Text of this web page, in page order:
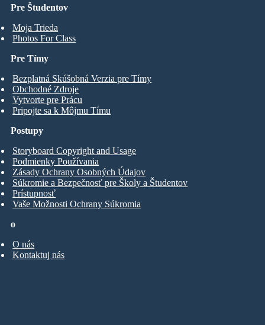
Pre Študentov
Moja Trieda
Photos For Class
Pre Tímy
Bezplatná Skúšobná Verzia pre Tímy
Obchodné Zdroje
Vytvorte pre Prácu
Pripojte sa k Môjmu Tímu
o
O nás
Kontaktuj nás
Postupy
Storyboard Copyright and Usage
Podmienky Používania
Zásady Ochrany Osobných Údajov
Súkromie a Bezpečnosť pre Školy a Študentov
Prístupnosť
Vaše Možnosti Ochrany Súkromia